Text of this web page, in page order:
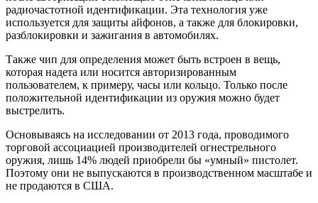
радиочастотной идентификации. Эта технология уже
используется для защиты айфонов, а также для блокировки,
разблокировки и зажигания в автомобилях.
Также чип для определения может быть встроен в вещь,
которая надета или носится авторизированным
пользователем, к примеру, часы или кольцо. Только после
положительной идентификации из оружия можно будет
выстрелить.
Основываясь на исследовании от 2013 года, проводимого
торговой ассоциацией производителей огнестрельного
оружия, лишь 14% людей приобрели бы «умный» пистолет.
Поэтому они не выпускаются в производственном масштабе и
не продаются в США.